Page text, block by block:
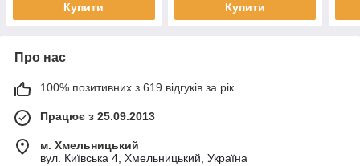
Купити Купити
Про нас
100% позитивних з 619 відгуків за рік
Працює з 25.09.2013
м. Хмельницький
вул. Київська 4, Хмельницький, Україна